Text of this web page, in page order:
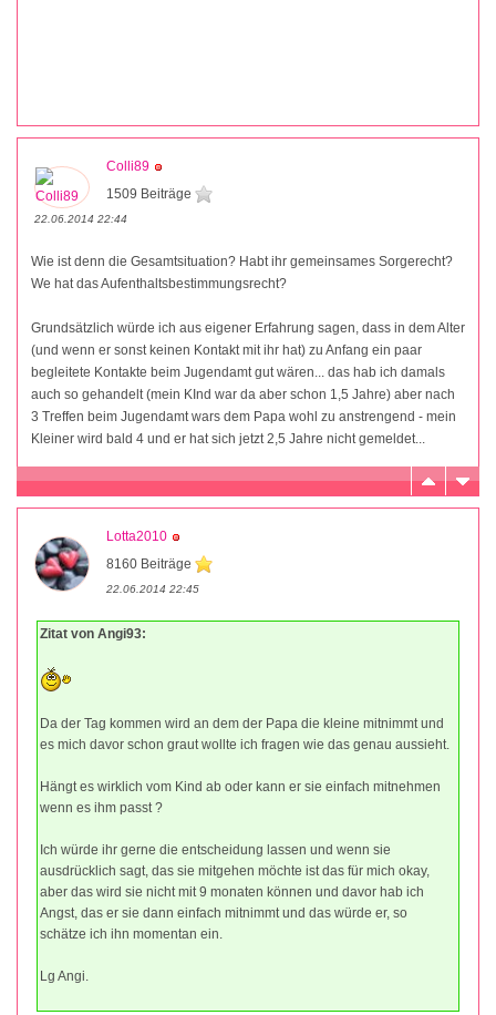
Colli89
1509 Beiträge
22.06.2014 22:44
Wie ist denn die Gesamtsituation? Habt ihr gemeinsames Sorgerecht?
We hat das Aufenthaltsbestimmungsrecht?
Grundsätzlich würde ich aus eigener Erfahrung sagen, dass in dem Alter
(und wenn er sonst keinen Kontakt mit ihr hat) zu Anfang ein paar
begleitete Kontakte beim Jugendamt gut wären... das hab ich damals
auch so gehandelt (mein KInd war da aber schon 1,5 Jahre) aber nach
3 Treffen beim Jugendamt wars dem Papa wohl zu anstrengend - mein
Kleiner wird bald 4 und er hat sich jetzt 2,5 Jahre nicht gemeldet...
Lotta2010
8160 Beiträge
22.06.2014 22:45
Zitat von Angi93:
Da der Tag kommen wird an dem der Papa die kleine mitnimmt und
es mich davor schon graut wollte ich fragen wie das genau aussieht.
Hängt es wirklich vom Kind ab oder kann er sie einfach mitnehmen
wenn es ihm passt ?
Ich würde ihr gerne die entscheidung lassen und wenn sie
ausdrücklich sagt, das sie mitgehen möchte ist das für mich okay,
aber das wird sie nicht mit 9 monaten können und davor hab ich
Angst, das er sie dann einfach mitnimmt und das würde er, so
schätze ich ihn momentan ein.
Lg Angi.